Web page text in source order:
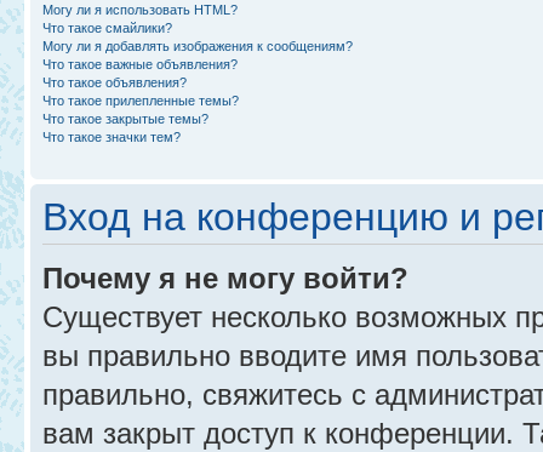
Могу ли я использовать HTML?
Что такое смайлики?
Могу ли я добавлять изображения к сообщениям?
Что такое важные объявления?
Что такое объявления?
Что такое прилепленные темы?
Что такое закрытые темы?
Что такое значки тем?
Вход на конференцию и
Почему я не могу войти?
Существует несколько возможных
вы правильно вводите имя
правильно, свяжитесь с
вам закрыт доступ к конференции.